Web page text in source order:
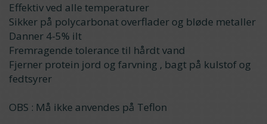
Effektiv ved alle temperaturer
Sikker på polycarbonat overflader og bløde metaller
Danner 4-5% ilt
Fremragende tolerance til hårdt vand
Fjerner protein jord og farvning , bagt på kulstof og
fedtsyrer
OBS : Må ikke anvendes på Teflon